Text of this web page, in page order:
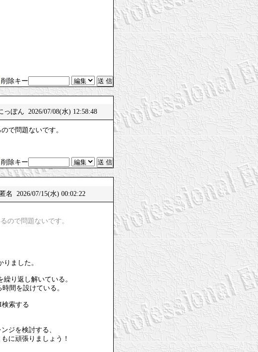
削除キー
っぽん 2026/07/08(水) 12:58:48
で問題ないです。
削除キー
名 2026/07/15(水) 00:02:22
ので問題ないです。
ました。
り返し解いている。
間を設けている。
索する
ジを検討する、
に頑張りましょう！